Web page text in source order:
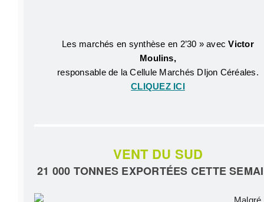
Les marchés en synthèse en 2’30 » avecVictor
Moulins,
responsable de la Cellule Marchés DIjon Céréales.
CLIQUEZ ICI
VENT DU SUD
21 000 TONNES EXPORTÉES CETTE
Malgré